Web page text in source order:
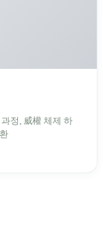
정, 威權 체제 하